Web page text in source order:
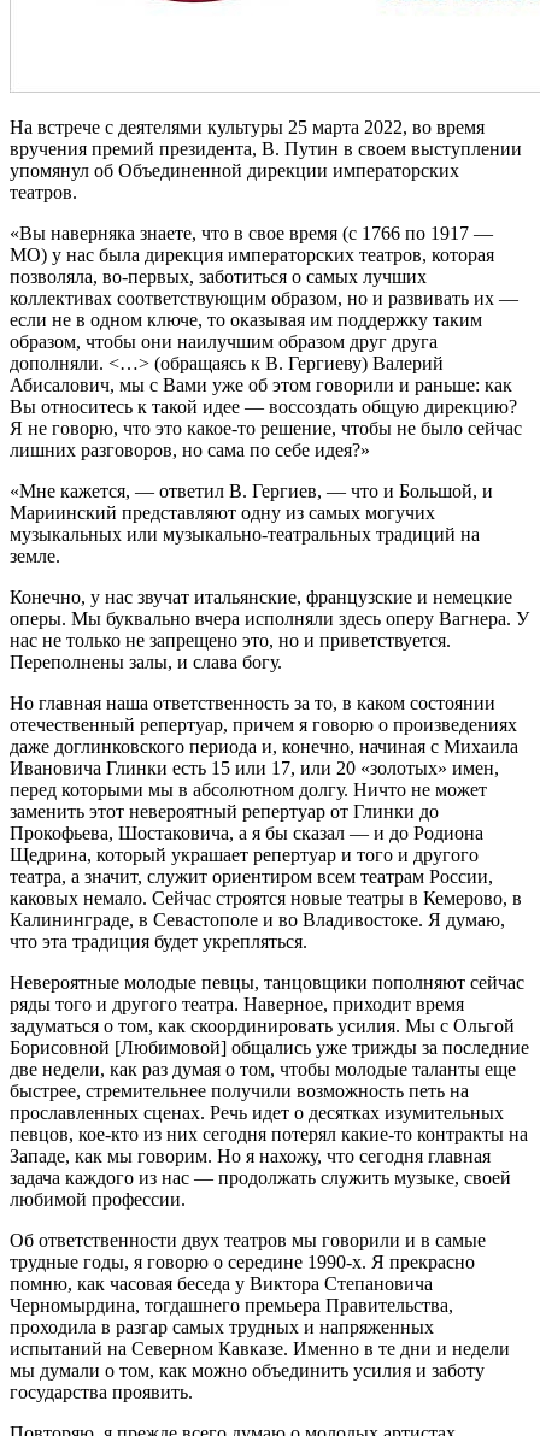
На встрече с деятелями культуры 25 марта 2022, во время
вручения премий президента, В. Путин в своем выступлении
упомянул об Объединенной дирекции императорских
театров.
«Вы наверняка знаете, что в свое время (с 1766 по 1917 —
МО) у нас была дирекция императорских театров, которая
позволяла, во-первых, заботиться о самых лучших
коллективах соответствующим образом, но и развивать их —
если не в одном ключе, то оказывая им поддержку таким
образом, чтобы они наилучшим образом друг друга
дополняли. <…> (обращаясь к В. Гергиеву) Валерий
Абисалович, мы с Вами уже об этом говорили и раньше: как
Вы относитесь к такой идее — воссоздать общую дирекцию?
Я не говорю, что это какое-то решение, чтобы не было сейчас
лишних разговоров, но сама по себе идея?»
«Мне кажется, — ответил В. Гергиев, — что и Большой, и
Мариинский представляют одну из самых могучих
музыкальных или музыкально-театральных традиций на
земле.
Конечно, у нас звучат итальянские, французские и немецкие
оперы. Мы буквально вчера исполняли здесь оперу Вагнера. У
нас не только не запрещено это, но и приветствуется.
Переполнены залы, и слава богу.
Но главная наша ответственность за то, в каком состоянии
отечественный репертуар, причем я говорю о произведениях
даже доглинковского периода и, конечно, начиная с Михаила
Ивановича Глинки есть 15 или 17, или 20 «золотых» имен,
перед которыми мы в абсолютном долгу. Ничто не может
заменить этот невероятный репертуар от Глинки до
Прокофьева, Шостаковича, а я бы сказал — и до Родиона
Щедрина, который украшает репертуар и того и другого
театра, а значит, служит ориентиром всем театрам России,
каковых немало. Сейчас строятся новые театры в Кемерово, в
Калининграде, в Севастополе и во Владивостоке. Я думаю,
что эта традиция будет укрепляться.
Невероятные молодые певцы, танцовщики пополняют сейчас
ряды того и другого театра. Наверное, приходит время
задуматься о том, как скоординировать усилия. Мы с Ольгой
Борисовной [Любимовой] общались уже трижды за последние
две недели, как раз думая о том, чтобы молодые таланты еще
быстрее, стремительнее получили возможность петь на
прославленных сценах. Речь идет о десятках изумительных
певцов, кое-кто из них сегодня потерял какие-то контракты на
Западе, как мы говорим. Но я нахожу, что сегодня главная
задача каждого из нас — продолжать служить музыке, своей
любимой профессии.
Об ответственности двух театров мы говорили и в самые
трудные годы, я говорю о середине 1990-х. Я прекрасно
помню, как часовая беседа у Виктора Степановича
Черномырдина, тогдашнего премьера Правительства,
проходила в разгар самых трудных и напряженных
испытаний на Северном Кавказе. Именно в те дни и недели
мы думали о том, как можно объединить усилия и заботу
государства проявить.